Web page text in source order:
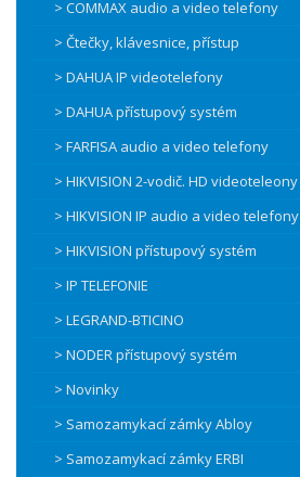
> COMMAX audio a video telefony
> Čtečky, klávesnice, přístup
> DAHUA IP videotelefony
> DAHUA přístupový systém
> FARFISA audio a video telefony
> HIKVISION 2-vodič. HD videoteleony
> HIKVISION IP audio a video telefony
> HIKVISION přístupový systém
> IP TELEFONIE
> LEGRAND-BTICINO
> NODER přístupový systém
> Novinky
> Samozamykací zámky Abloy
> Samozamykací zámky ERBI